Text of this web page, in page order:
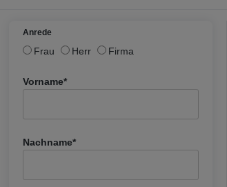
Anrede
Frau Herr Firma
Vorname*
Nachname*